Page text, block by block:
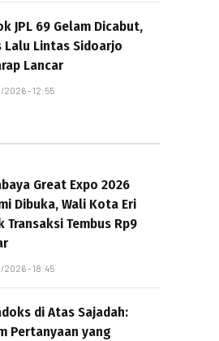
JPL 69 Gelam Dicabut,
Lalu Lintas Sidoarjo
Lancar
2026 - 12:55
Great Expo 2026
Dibuka, Wali Kota Eri
Transaksi Tembus Rp9
2026 - 18:45
di Atas Sajadah:
Pertanyaan yang